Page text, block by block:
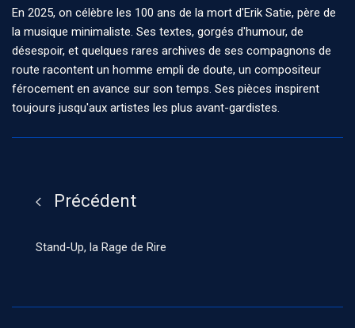
En 2025, on célèbre les 100 ans de la mort d'Erik Satie, père de
la musique minimaliste. Ses textes, gorgés d'humour, de
désespoir, et quelques rares archives de ses compagnons de
route racontent un homme empli de doute, un compositeur
férocement en avance sur son temps. Ses pièces inspirent
toujours jusqu'aux artistes les plus avant-gardistes.
Précédent
Stand-Up, la Rage de Rire